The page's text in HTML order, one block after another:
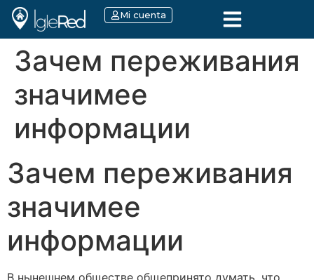
Mi cuenta
Зачем переживания
значимее
информации
Зачем переживания
значимее
информации